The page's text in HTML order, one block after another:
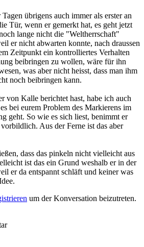
übrigens auch immer als erster an
Tür, wenn er gemerkt hat, es geht jetzt
lange nicht die "Weltherrschaft"
er nicht abwarten konnte, nach draussen
Zeitpunkt ein kontrolliertes Verhalten
beibringen zu wollen, wäre für ihn
was aber nicht heisst, dass man ihm
noch beibringen kann.
von Kalle berichtet hast, habe ich auch
bei eurem Problem des Markierens im
geht. So wie es sich liest, benimmt er
Aus der Ferne ist das aber
dass das pinkeln nicht vielleicht aus
ist das ein Grund weshalb er in der
er da entspannt schläft und keiner was
um der Konversation beizutreten.